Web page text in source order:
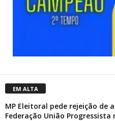
EM ALTA
MP Eleitoral pede rejeição de
Federação União Progressista